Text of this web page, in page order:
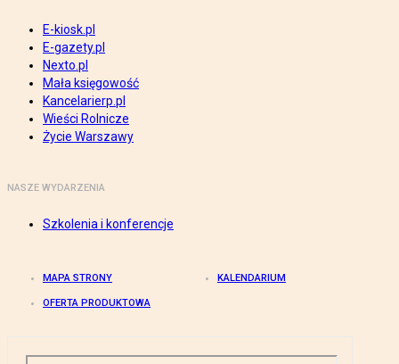
E-kiosk.pl
E-gazety.pl
Nexto.pl
Mała księgowość
Kancelarierp.pl
Wieści Rolnicze
Życie Warszawy
NASZE WYDARZENIA
Szkolenia i konferencje
MAPA STRONY KALENDARIUM
OFERTA PRODUKTOWA